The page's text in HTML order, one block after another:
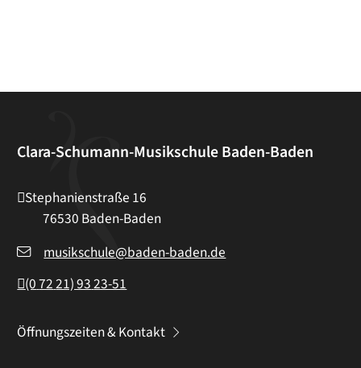
Clara-Schumann-Musikschule Baden-Baden
Stephanienstraße 16
76530 Baden-Baden
musikschule@baden-baden.de
(07221) 9323-51
Öffnungszeiten & Kontakt